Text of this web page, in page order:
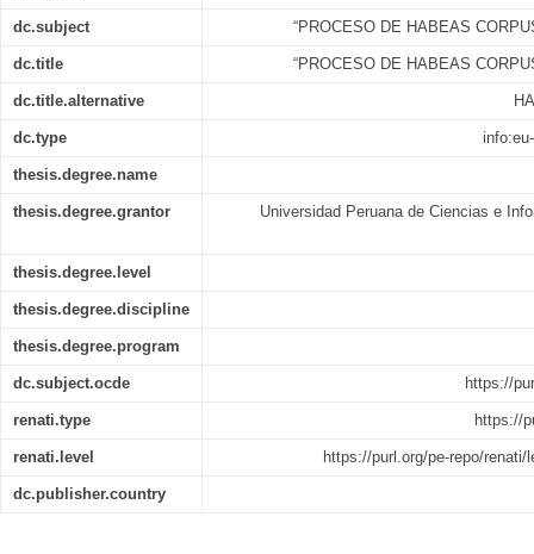
dc.subject “PROCESO DE HABEAS
dc.title “PROCESO DE HABEAS
dc.title.alternative
dc.type
thesis.degree.name
thesis.degree.grantor Universidad Peruana de Ciencias e
thesis.degree.level
thesis.degree.discipline
thesis.degree.program
dc.subject.ocde https://
renati.type https://
renati.level https://purl.org/pe-repo/
dc.publisher.country